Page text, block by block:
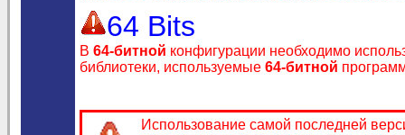
64 Bits
В 64-битной конфигурации необходимо
библиотеки, используемые 64-битной
Использование самой последней